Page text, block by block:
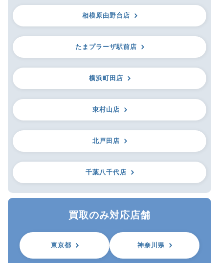
相模原由野台店
たまプラーザ駅前店
横浜町田店
東村山店
北戸田店
千葉八千代店
買取のみ対応店舗
東京都 神奈川県